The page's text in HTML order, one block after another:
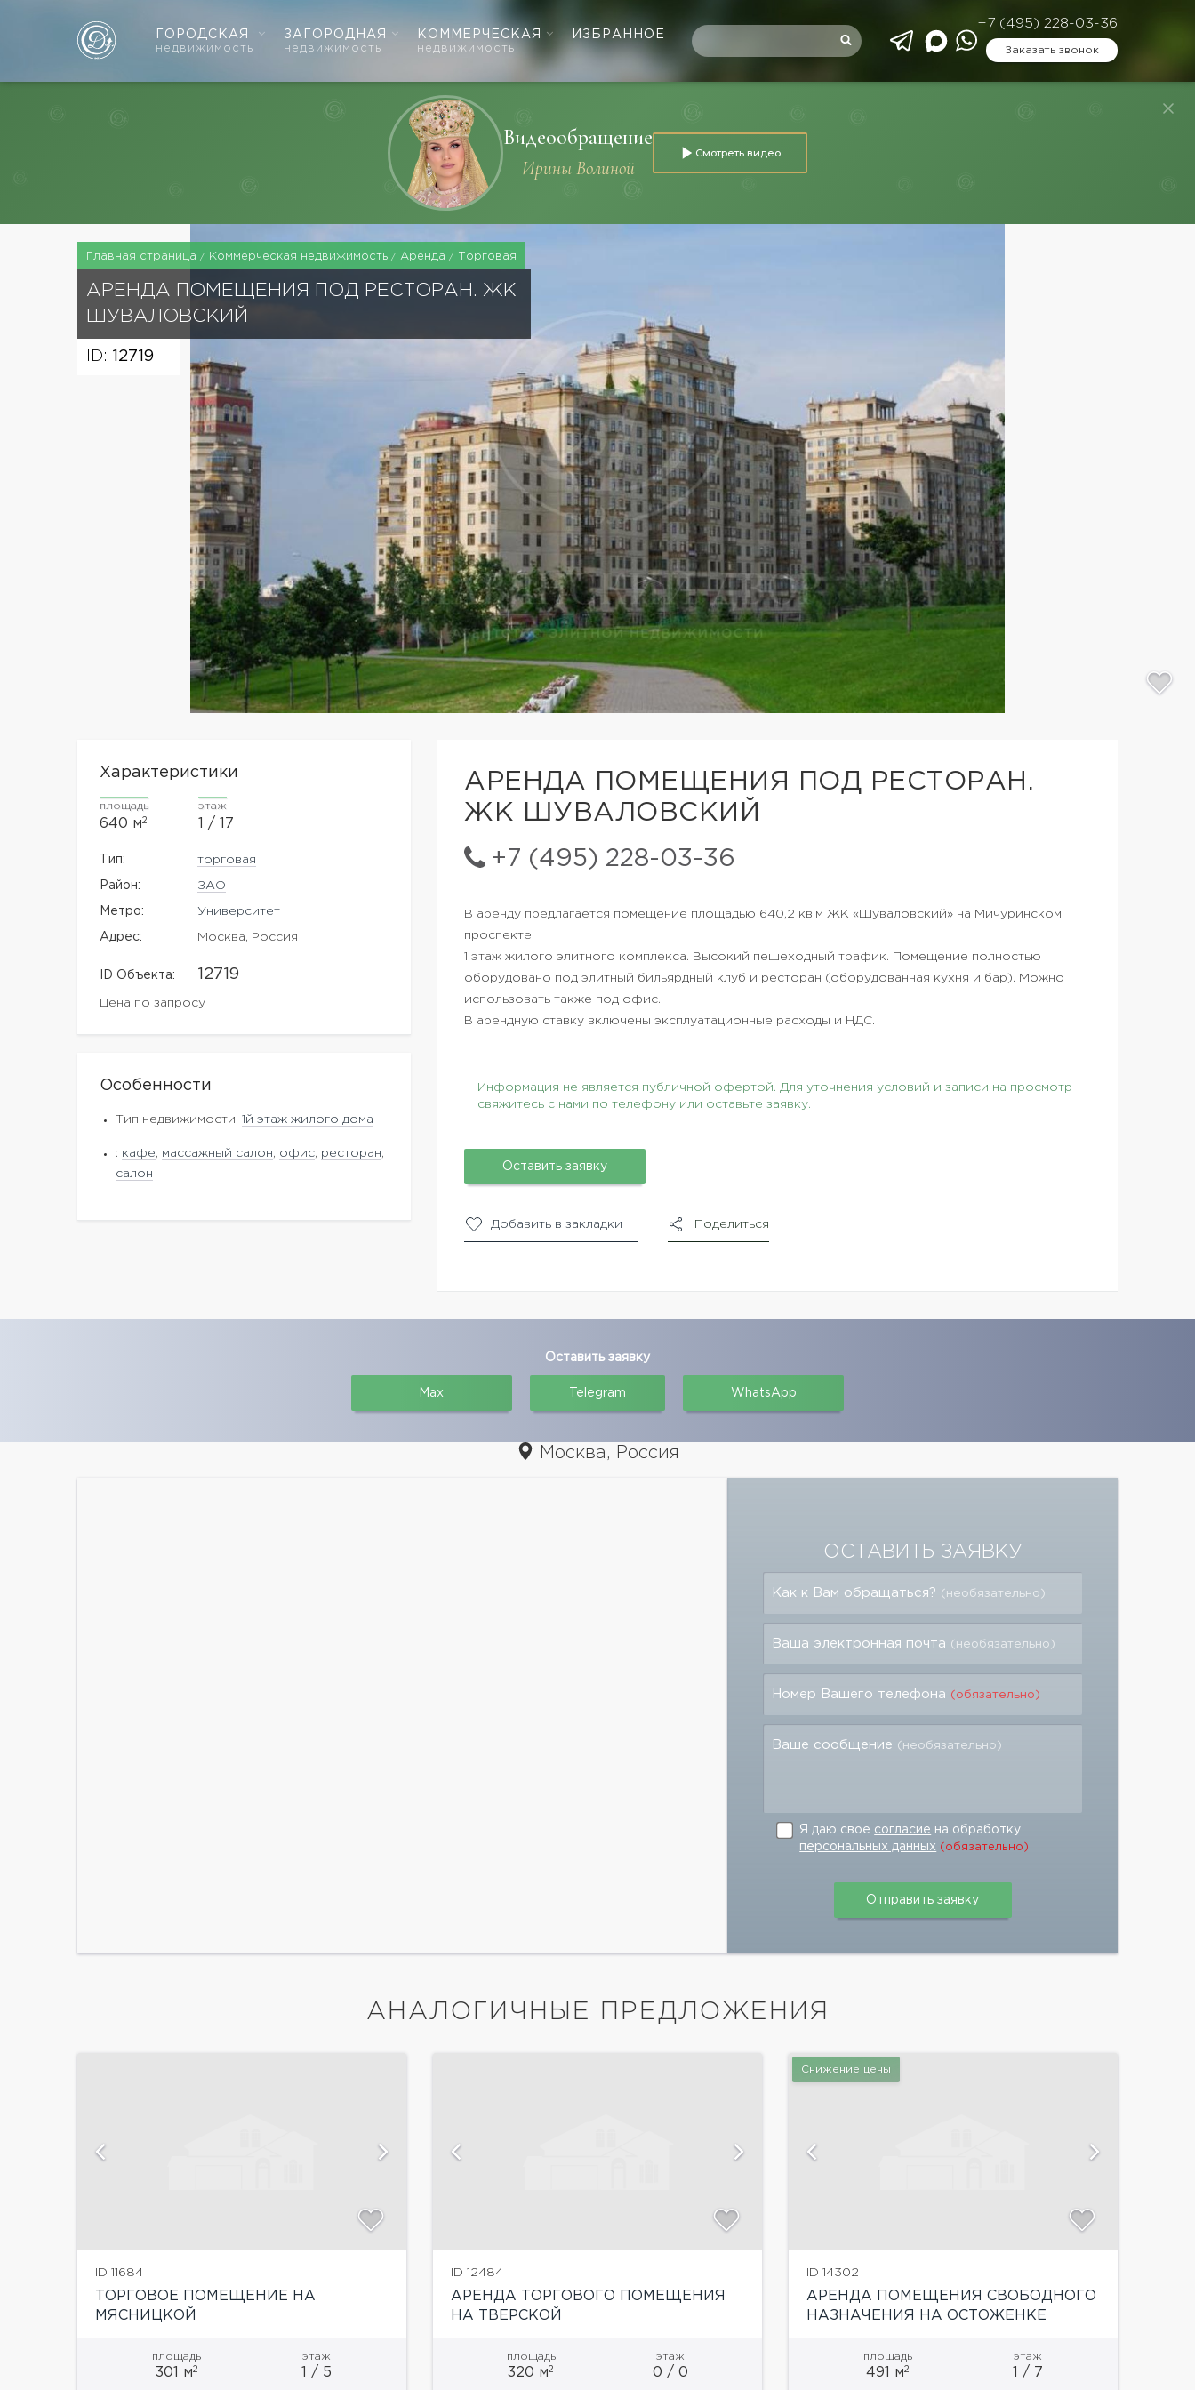
ГОРОДСКАЯ
недвижимость
ЗАГОРОДНАЯ
недвижимость
КОММЕРЧЕСКАЯ
недвижимость
ИЗБРАННОЕ
+7 (495) 228-03-36
Заказать звонок
Видеообращение
Ирины Волиной
Смотреть видео
Главная страница Коммерческая недвижимость Аренда Торговая
АРЕНДА ПОМЕЩЕНИЯ ПОД РЕСТОРАН. ЖК
ШУВАЛОВСКИЙ
ID: 12719
АРЕНДА ПОМЕЩЕНИЯ ПОД РЕСТОРАН.
ЖК ШУВАЛОВСКИЙ
+7 (495) 228-03-36
Характеристики
площадь
640 м2
этаж
1 / 17
Тип: торговая
Район: ЗАО
Метро: Университет
Адрес: Москва, Россия
ID Объекта: 12719
Цена по запросу
Особенности
Тип недвижимости: 1й этаж жилого дома
: кафе массажный салон офис ресторан
салон
В аренду предлагается помещение площадью 640,2 кв.м ЖК «Шуваловский» на Мичуринском
проспекте.
1 этаж жилого элитного комплекса. Высокий пешеходный трафик. Помещение полностью
оборудовано под элитный бильярдный клуб и ресторан (оборудованная кухня и бар). Можно
использовать также под офис.
В арендную ставку включены эксплуатационные расходы и НДС.
Информация не является публичной офертой. Для уточнения условий и записи на просмотр
свяжитесь с нами по телефону или оставьте заявку.
Оставить заявку
Добавить в закладки Поделиться
Оставить заявку
Max Telegram WhatsApp
Москва, Россия
ОСТАВИТЬ ЗАЯВКУ
Как к Вам обращаться? (необязательно)
Ваша электронная почта (необязательно)
Номер Вашего телефона (обязательно)
Ваше сообщение (необязательно)
Я даю свое согласие на обработку
персональных данных (обязательно)
АНАЛОГИЧНЫЕ ПРЕДЛОЖЕНИЯ
ID 11684
ТОРГОВОЕ ПОМЕЩЕНИЕ НА
МЯСНИЦКОЙ
площадь
301 м2
этаж
1 / 5
ID 12484
АРЕНДА ТОРГОВОГО ПОМЕЩЕНИЯ
НА ТВЕРСКОЙ
площадь
320 м2
этаж
0 / 0
Снижение цены
ID 14302
АРЕНДА ПОМЕЩЕНИЯ СВОБОДНОГО
НАЗНАЧЕНИЯ НА ОСТОЖЕНКЕ
площадь
491 м2
этаж
1 / 7